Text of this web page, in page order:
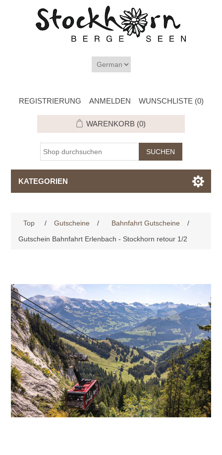
REGISTRIERUNG ANMELDEN WUNSCHLISTE (0)
WARENKORB (0)
KATEGORIEN
Top / Gutscheine / Bahnfahrt Gutscheine
/
Gutschein Bahnfahrt Erlenbach - Stockhorn retour 1/2